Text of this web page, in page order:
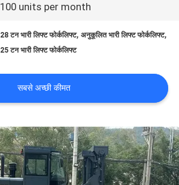
100 units per month
28 टन भारी लिफ्ट फोर्कलिफ्ट,अनुकूलित भारी लिफ्ट फोर्कलिफ्ट,
25 टन भारी लिफ्ट फोर्कलिफ्ट
सबसे अच्छी कीमत